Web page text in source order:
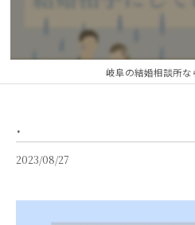
岐阜の結婚相談所な
.
2023/08/27